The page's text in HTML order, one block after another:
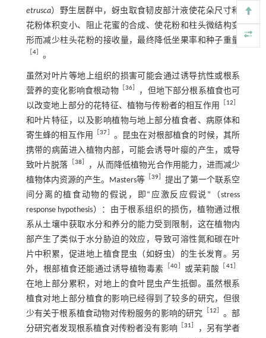
etrusca）野生居群中，蚜虫取食韧皮部汁液使花朵尺寸和
花粉体积变小、阻止花蜜的合成、使花粉和柱头微结构变
形而减少柱头花粉的接收量，最终降低坐果率和种子重量
［4］ 。
虽然对叶片等地上组织的损害可能会通过诱导抗性或根系
营养的变化影响食根动物［36］
，但地下部分根系植食也可
以改变地上部分的花特征、植物与传粉者的相互作用
［12］
和叶片特征，以及影响植物与地上部分植食者、病原体和
寄生蜂的相互作用
［37］ 。昆虫在对根部植食的时候，其所
携带的病菌进入植物内部，可能会诱导叶瘿的产生，或导
致叶片脱落 ［38］
，从而降低植物光合作用能力，进而减少
植物体内资源的产生。Masters等 ［39］提出了第一个联系空
间分离的植食动物的假说，即“应激反应假说”（stress
response hypothesis）：由于根系组织的损伤，植物通过根
系从土壤中获取水分和养分的能力受到限制，这在植物内
部产生了类似于水分胁迫的效应，导致可溶性氮和碳在叶
片中积累，促进地上植食昆虫（如蚜虫）的生长发育。另
外，根部植食还能通过诱导植物毒素 ［40］ 或茉莉酸 ［41］
在地上部分累积，对地上的食叶昆虫产生抵御。虽然根系
植食对地上部分植食的影响已经得到了较多的研究，但很
少有关于根系植食动物对传粉服务的影响的研究 ［12］ 。部
分研究者发现根系植食对传粉者没有影响 ［31］
，另有学者